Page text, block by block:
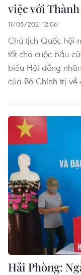
việc với
11/05/2021 12:06
Chủ tịch Quốc hội
tốt cho cuộc bầu
biểu Hội đồng
của Bộ Chính trị
Hải Phòng: